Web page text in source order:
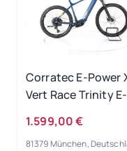
Corratec E-Power
Vert Race Trinity E-
1.599,00 €
81379 München,